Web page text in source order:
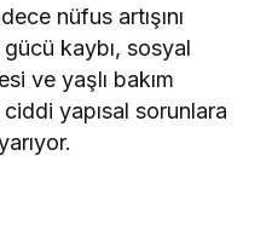
nüfus artışını
kaybı, sosyal
ve yaşlı bakım
yapısal sorunlara